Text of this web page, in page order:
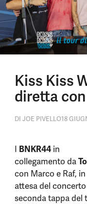
Kiss Kiss
diretta
DI JOE PIVELLO18
I BNKR44 in
collegamento da
con Marco e Raf, in
attesa del
seconda tappa del